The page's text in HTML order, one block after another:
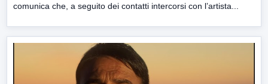
comunica che, a seguito dei contatti intercorsi con l’artista...